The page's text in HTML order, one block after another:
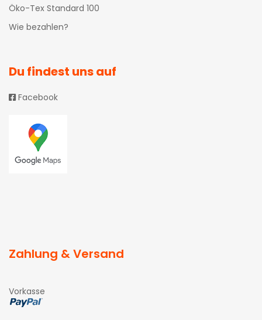
Öko-Tex Standard 100
Wie bezahlen?
Du findest uns auf
Facebook
Zahlung & Versand
Vorkasse